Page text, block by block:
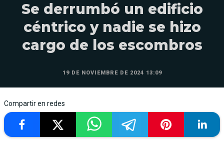
Se derrumbó un edificio
céntrico y nadie se hizo
cargo de los escombros
19 DE NOVIEMBRE DE 2024 13:09
Compartir en redes